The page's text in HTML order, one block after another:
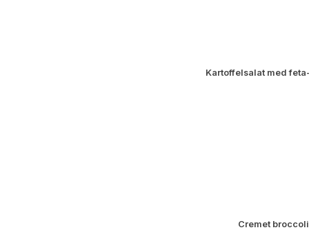
Kartoffelsalat med
Cremet